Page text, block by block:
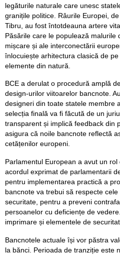
legăturile naturale care unesc
granițile politice. Râurile Europei,
Tibru, au fost întotdeauna artere
Păsările care le populează malurile
mișcare și ale interconectării
înlocuiește arhitectura clasică de
elemente din natură.
BCE a derulat o procedură amplă
design-urilor viitoarelor bancnote.
designeri din toate statele membre
selecția finală va fi făcută de un
transparent și implică feedback din
asigura că noile bancnote reflectă
cetățenilor europeni.
Parlamentul European a avut un
acordul exprimat de parlamentarii
pentru implementarea practică a
bancnote va trebui să respecte
securitate, pentru a preveni
persoanelor cu deficiențe de
imprimare și elementele de
Bancnotele actuale își vor păstra
la bănci. Perioada de tranziție este